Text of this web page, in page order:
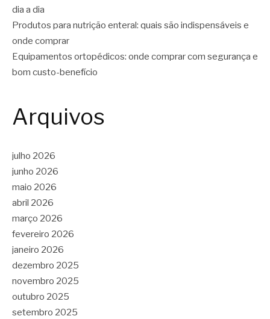
dia a dia
Produtos para nutrição enteral: quais são indispensáveis e
onde comprar
Equipamentos ortopédicos: onde comprar com segurança e
bom custo-benefício
Arquivos
julho 2026
junho 2026
maio 2026
abril 2026
março 2026
fevereiro 2026
janeiro 2026
dezembro 2025
novembro 2025
outubro 2025
setembro 2025